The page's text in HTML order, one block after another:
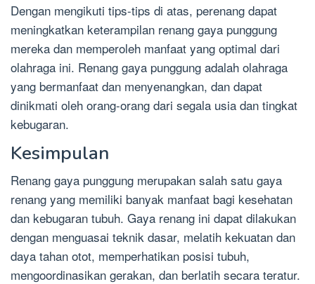
Dengan mengikuti tips-tips di atas, perenang dapat
meningkatkan keterampilan renang gaya punggung
mereka dan memperoleh manfaat yang optimal dari
olahraga ini. Renang gaya punggung adalah olahraga
yang bermanfaat dan menyenangkan, dan dapat
dinikmati oleh orang-orang dari segala usia dan tingkat
kebugaran.
Kesimpulan
Renang gaya punggung merupakan salah satu gaya
renang yang memiliki banyak manfaat bagi kesehatan
dan kebugaran tubuh. Gaya renang ini dapat dilakukan
dengan menguasai teknik dasar, melatih kekuatan dan
daya tahan otot, memperhatikan posisi tubuh,
mengoordinasikan gerakan, dan berlatih secara teratur.